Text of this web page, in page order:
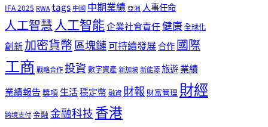
IFA 2025 RWAtags中國 中期業績 亞洲 人事任命
人工智慧人工智能企業社會責任健康全球化
創新加密貨幣區塊鏈可持續發展合作國際
工商戰略合作投資數字資產新加坡新能源旅遊業績
業績報告獎項生活穩定幣融資財報 財富管理財經
跨境支付金融 金融科技香港